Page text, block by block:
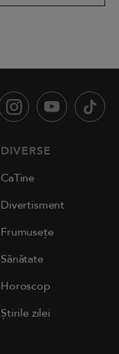
DIVERSE
CaTine
Divertisment
Frumusețe
Sănătate
Horoscop
Știrile zilei